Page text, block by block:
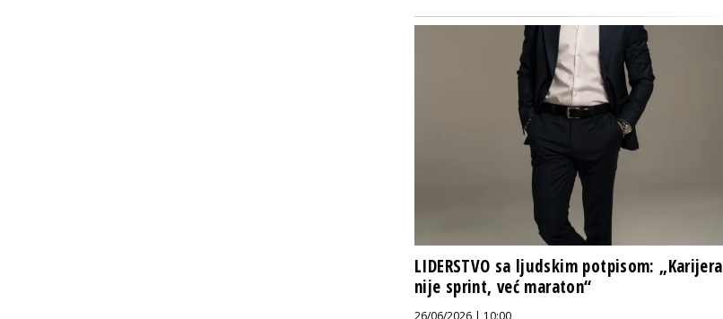
LIDERSTVO sa ljudskim potpisom: „Karijera
nije sprint, već maraton“